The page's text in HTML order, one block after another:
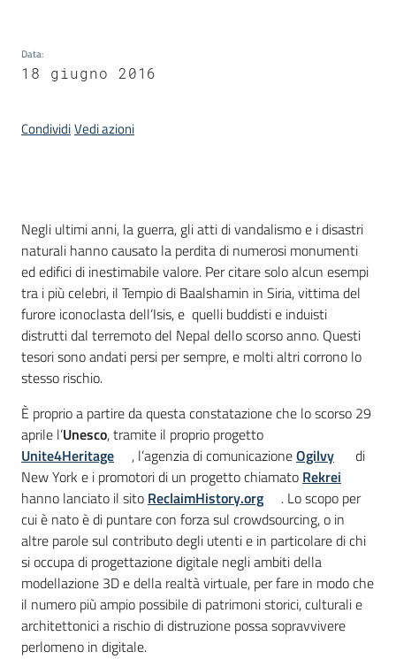
su
Data:
18 giugno 2016
CondividiVedi azioni
Introduzione
Negli ultimi anni, la guerra, gli atti di vandalismo e i disastri
naturali hanno causato la perdita di numerosi monumenti
ed edifici di inestimabile valore. Per citare solo alcun esempi
tra i più celebri, il Tempio di Baalshamin in Siria, vittima del
furore iconoclasta dell’Isis, e quelli buddisti e induisti
distrutti dal terremoto del Nepal dello scorso anno. Questi
tesori sono andati persi per sempre, e molti altri corrono lo
stesso rischio.
È proprio a partire da questa constatazione che lo scorso 29
aprile l’Unesco, tramite il proprio progetto
Unite4Heritage
, l’agenzia di comunicazioneOgilvy
di
New York e i promotori di un progetto chiamato Rekrei
hanno lanciato il sito ReclaimHistory.org
. Lo scopo per
cui è nato è di puntare con forza sul crowdsourcing, o in
altre parole sul contributo degli utenti e in particolare di chi
si occupa di progettazione digitale negli ambiti della
modellazione 3D e della realtà virtuale, per fare in modo che
il numero più ampio possibile di patrimoni storici, culturali e
architettonici a rischio di distruzione possa sopravvivere
perlomeno in digitale.